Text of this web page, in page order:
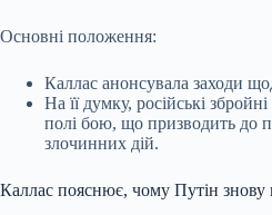
Основні положення:
Каллас анонсувала заходи
На її думку, російські
полі бою, що призводить до
злочинних дій.
Каллас пояснює, чому Путін знову